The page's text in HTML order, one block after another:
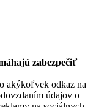
zabezpečiť
akýkoľvek odkaz na
údajov o